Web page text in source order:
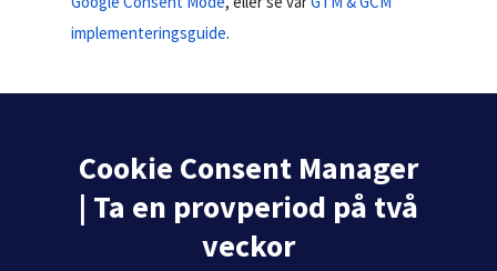
implementeringsguide.
Cookie Consent Manager
| Ta en provperiod på två
veckor